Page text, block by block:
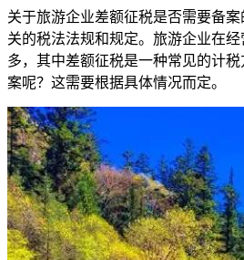
关于旅游企业差额征税是否需要备
关的税法法规和规定。旅游企业在
多，其中差额征税是一种常见的计
案呢？这需要根据具体情况而定。